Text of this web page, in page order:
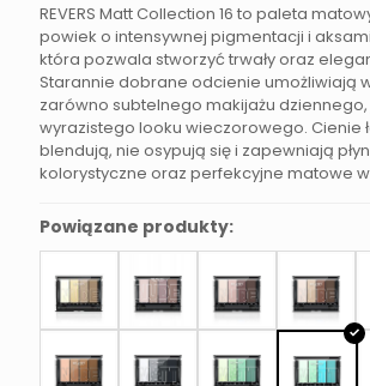
REVERS Matt Collection 16 to paleta
powiek o intensywnej pigmentacji i
która pozwala stworzyć trwały oraz
Starannie dobrane odcienie umożliwiają
zarówno subtelnego makijażu
wyrazistego looku wieczorowego. Cienie
blendują, nie osypują się i zapewniają
kolorystyczne oraz perfekcyjne matowe
Powiązane produkty: